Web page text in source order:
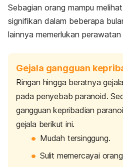
Sebagian orang mampu
signifikan dalam beberapa
lainnya memerlukan perawatan
Gejala gangguan
Ringan hingga beratnya
pada penyebab paranoid.
gangguan kepribadian
gejala berikut ini.
Mudah tersinggung.
Sulit memercayai